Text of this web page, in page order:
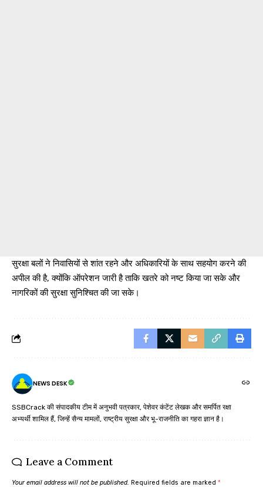
सुरक्षा बलों ने निवासियों से शांत रहने और अधिकारियों के साथ सहयोग करने की
अपील की है, क्योंकि ऑपरेशन जारी है ताकि खतरे को नष्ट किया जा सके और
नागरिकों की सुरक्षा सुनिश्चित की जा सके।
NEWS DESK
SSBCrack की संपादकीय टीम में अनुभवी पत्रकार, पेशेवर कंटेंट लेखक और समर्पित रक्षा
अभ्यर्थी शामिल हैं, जिन्हें सैन्य मामलों, राष्ट्रीय सुरक्षा और भू-राजनीति का गहरा ज्ञान है।
Leave a Comment
Your email address will not be published. Required fields are marked *